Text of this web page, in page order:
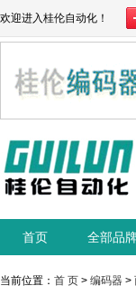
欢迎进入桂伦自动化！
首页 全部品
当前位置： 首 页 > 编码器 >